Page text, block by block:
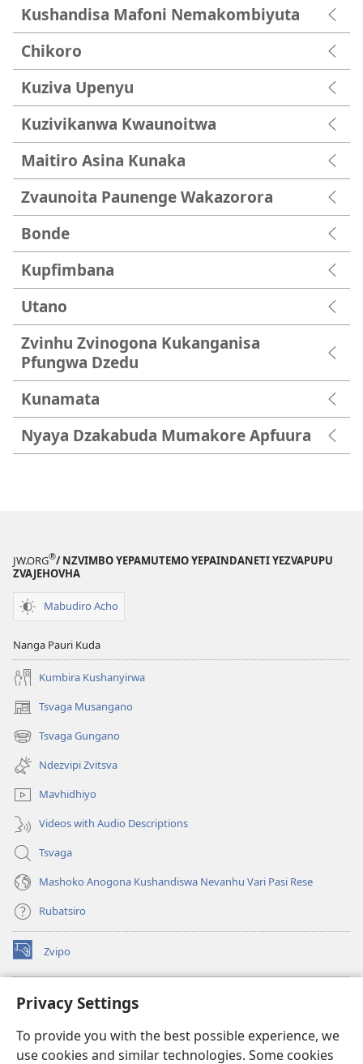
Privacy Settings
To provide you with the best possible experience, we
use cookies and similar technologies. Some cookies
Kushandisa Mafoni Nemakombiyuta
Chikoro
Kuziva Upenyu
Kuzivikanwa Kwaunoitwa
Maitiro Asina Kunaka
Zvaunoita Paunenge Wakazorora
Bonde
Kupfimbana
Utano
Zvinhu Zvinogona Kukanganisa
Pfungwa Dzedu
Kunamata
Nyaya Dzakabuda Mumakore Apfuura
JW.ORG®/ NZVIMBO YEPAMUTEMO YEPAINDANETI YEZVAPUPU
ZVAJEHOVHA
Mabudiro Acho
Nanga Pauri Kuda
Kumbira Kushanyirwa
Tsvaga Musangano
(opens
new
window)
Tsvaga Gungano
(opens
new
window)
Ndezvipi Zvitsva
Mavhidhiyo
Videos with Audio Descriptions
Tsvaga
Mashoko Anogona Kushandiswa Nevanhu Vari Pasi Rese
Rubatsiro
Zvipo
(opens
new
RAIBHURARI YEPAINDANETI yeWatchtower
(opens
window)JW Hub
(opens
new